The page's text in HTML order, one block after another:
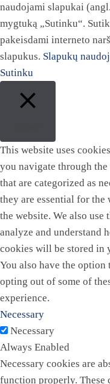
naudojami slapukai
mygtuką „Sutinku“.
pakeisdami interneto
slapukus. Slapukų
Sutinku
This website uses
you navigate through
that are categorized as
they are essential for
the website. We also
analyze and understand
cookies will be stored in
You also have the
opting out of some of
experience.
Necessary
Necessary
Always Enabled
Necessary cookies are
function properly. These